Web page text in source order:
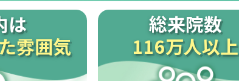
は
雰囲気
総来院数
116万人以上